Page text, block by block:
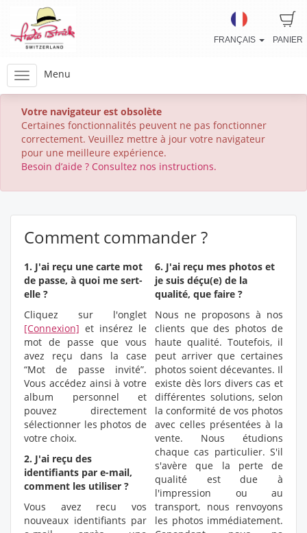
PANIER
FRANÇAIS
Menu
Votre navigateur est obsolète
Certaines fonctionnalités peuvent ne pas fonctionner
correctement. Veuillez mettre à jour votre navigateur
pour une meilleure expérience.
Besoin d’aide ? Consultez nos instructions.
Comment commander ?
1. J'ai reçu une carte mot
de passe, à quoi me sert-
elle ?
Cliquez sur l'onglet
[Connexion] et insérez le
mot de passe que vous
avez reçu dans la case
“Mot de passe invité”.
Vous accédez ainsi à votre
album personnel et
pouvez directement
sélectionner les photos de
votre choix.
2. J'ai reçu des
identifiants par e-mail,
comment les utiliser ?
Vous avez recu vos
nouveaux identifiants par
6. J'ai reçu mes photos et
je suis déçu(e) de la
qualité, que faire ?
Nous ne proposons à nos
clients que des photos de
haute qualité. Toutefois, il
peut arriver que certaines
photos soient décevantes. Il
existe dès lors divers cas et
différentes solutions, selon
la conformité de vos photos
avec celles présentées à la
vente. Nous étudions
chaque cas particulier. S'il
s'avère que la perte de
qualité est due à
l'impression ou au
transport, nous renvoyons
les photos immédiatement.